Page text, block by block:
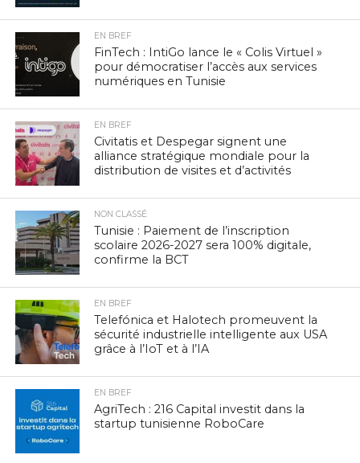
EN BREF
FinTech : IntiGo lance le « Colis Virtuel »
pour démocratiser l’accès aux services
numériques en Tunisie
EN BREF
Civitatis et Despegar signent une
alliance stratégique mondiale pour la
distribution de visites et d’activités
NON CLASSÉ
Tunisie : Paiement de l’inscription
scolaire 2026-2027 sera 100% digitale,
confirme la BCT
EN BREF
Telefónica et Halotech promeuvent la
sécurité industrielle intelligente aux USA
grâce à l’IoT et à l’IA
EN BREF
AgriTech : 216 Capital investit dans la
startup tunisienne RoboCare